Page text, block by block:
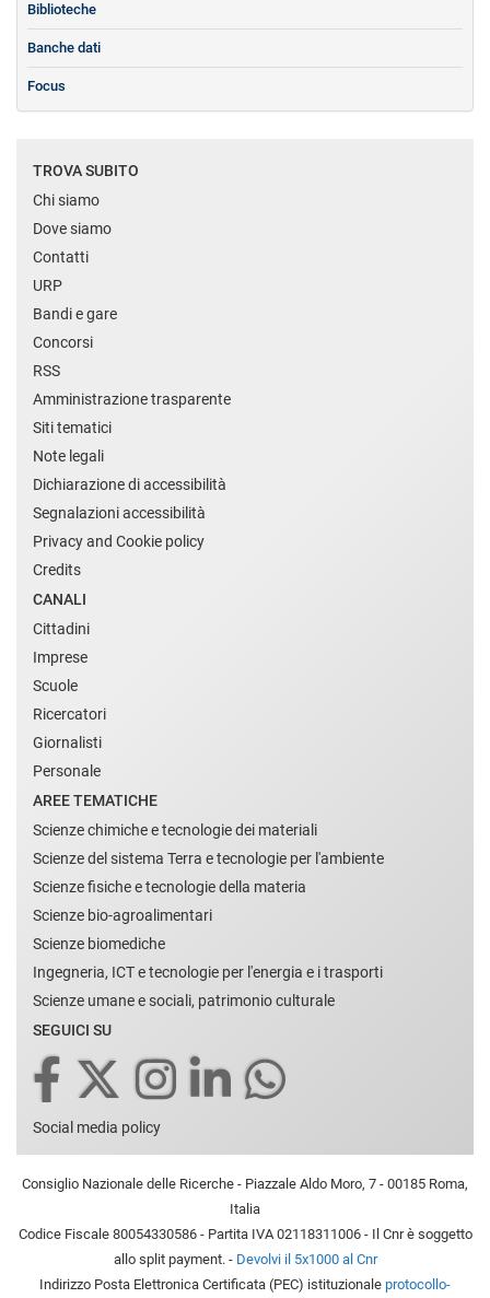
Biblioteche
Banche dati
Focus
TROVA SUBITO
Chi siamo
Dove siamo
Contatti
URP
Bandi e gare
Concorsi
RSS
Amministrazione trasparente
Siti tematici
Note legali
Dichiarazione di accessibilità
Segnalazioni accessibilità
Privacy and Cookie policy
Credits
CANALI
Cittadini
Imprese
Scuole
Ricercatori
Giornalisti
Personale
AREE TEMATICHE
Scienze chimiche e tecnologie dei materiali
Scienze del sistema Terra e tecnologie per l'ambiente
Scienze fisiche e tecnologie della materia
Scienze bio-agroalimentari
Scienze biomediche
Ingegneria, ICT e tecnologie per l'energia e i trasporti
Scienze umane e sociali, patrimonio culturale
SEGUICI SU
Social media policy
Consiglio Nazionale delle Ricerche - Piazzale Aldo Moro, 7 - 00185 Roma,
Italia
Codice Fiscale 80054330586 - Partita IVA 02118311006 - Il Cnr è soggetto
allo split payment. - Devolvi il 5x1000 al Cnr
Indirizzo Posta Elettronica Certificata (PEC) istituzionale protocollo-